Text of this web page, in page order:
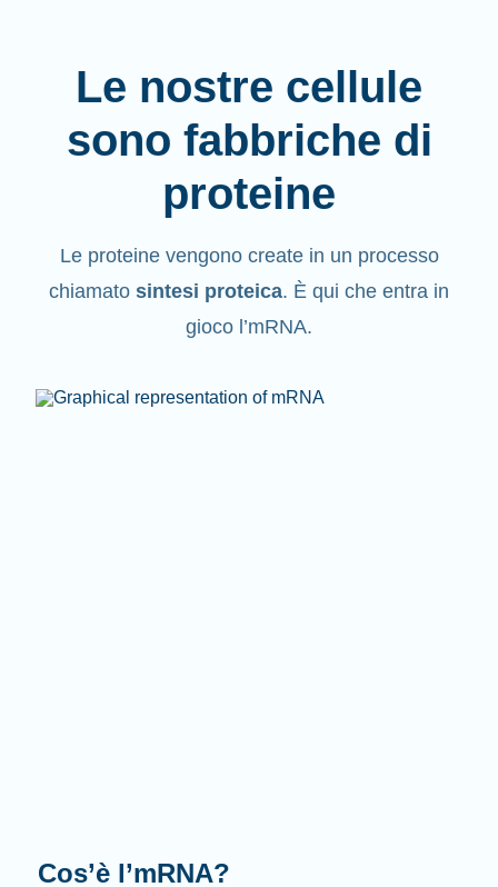
Le nostre cellule
sono fabbriche di
proteine
Le proteine vengono create in un processo
chiamato sintesi proteica. È qui che entra in
gioco l’mRNA.
Qual è il suo compito?